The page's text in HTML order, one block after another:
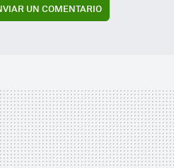
UN COMENTARIO